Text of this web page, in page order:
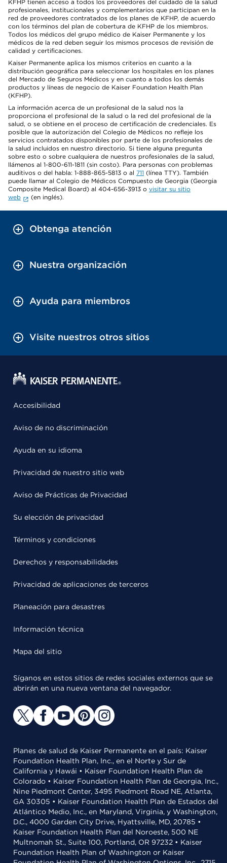
KFHP tienen acceso a todos los proveedores del cuidado de la salud
profesionales, institucionales y complementarios que participan en la
red de proveedores contratados de los planes de KFHP, de acuerdo
con los términos del plan de cobertura de KFHP de los miembros.
Todos los médicos del grupo médico de Kaiser Permanente y los
médicos de la red deben seguir los mismos procesos de revisión de
calidad y certificaciones.
Kaiser Permanente aplica los mismos criterios en cuanto a la
distribución geográfica para seleccionar los hospitales en los planes
del Mercado de Seguros Médicos y en cuanto a todos los demás
productos y líneas de negocio de Kaiser Foundation Health Plan
(KFHP).
La información acerca de un profesional de la salud nos la
proporciona el profesional de la salud o la red del profesional de la
salud, o se obtiene en el proceso de certificación de credenciales. Es
posible que la autorización del Colegio de Médicos no refleje los
servicios contratados disponibles por parte de los profesionales de
la salud incluidos en nuestro directorio. Si tiene alguna pregunta
sobre esto o sobre cualquiera de nuestros profesionales de la salud,
llámenos al 1-800-611-1811 (sin costo). Para personas con problemas
auditivos o del habla: 1-888-865-5813 o al 711 (línea TTY). También
puede llamar al Colegio de Médicos Compuesto de Georgia (Georgia
Composite Medical Board) al 404-656-3913 o visitar su sitio
web
(en inglés).
Obtenga atención
Nuestra organización
Ayuda para miembros
Visite nuestros otros sitios
Accesibilidad
Aviso de no discriminación
Ayuda en su idioma
Privacidad de nuestro sitio web
Aviso de Prácticas de Privacidad
Su elección de privacidad
Términos y condiciones
Derechos y responsabilidades
Privacidad de aplicaciones de terceros
Planeación para desastres
Información técnica
Mapa del sitio
Síganos en estos sitios de redes sociales externos que se
abrirán en una nueva ventana del navegador.
Planes de salud de Kaiser Permanente en el país: Kaiser
Foundation Health Plan, Inc., en el Norte y Sur de
California y Hawái • Kaiser Foundation Health Plan de
Colorado • Kaiser Foundation Health Plan de Georgia, Inc.,
Nine Piedmont Center, 3495 Piedmont Road NE, Atlanta,
GA 30305 • Kaiser Foundation Health Plan de Estados del
Atlántico Medio, Inc., en Maryland, Virginia, y Washington,
D.C., 4000 Garden City Drive, Hyattsville, MD, 20785 •
Kaiser Foundation Health Plan del Noroeste, 500 NE
Multnomah St., Suite 100, Portland, OR 97232 • Kaiser
Foundation Health Plan of Washington or Kaiser